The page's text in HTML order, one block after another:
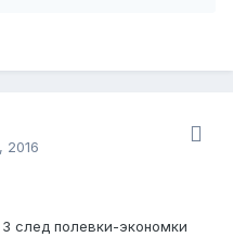
2016
след полевки-экономки